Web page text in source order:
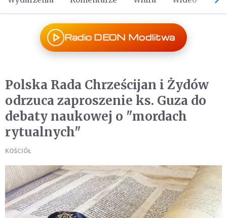
Radio DEON Modlitwa
Polska Rada Chrześcijan i Żydów
odrzuca zaproszenie ks. Guza do
debaty naukowej o "mordach
rytualnych"
KOŚCIÓŁ